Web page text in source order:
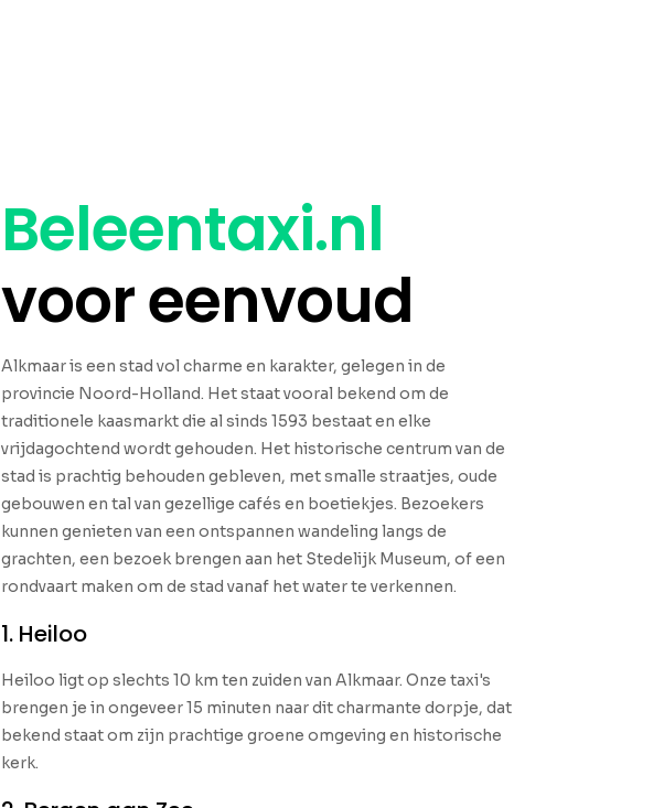
Beleentaxi.nl
voor eenvoud
Alkmaar is een stad vol charme en karakter, gelegen in de
provincie Noord-Holland. Het staat vooral bekend om de
traditionele kaasmarkt die al sinds 1593 bestaat en elke
vrijdagochtend wordt gehouden. Het historische centrum van de
stad is prachtig behouden gebleven, met smalle straatjes, oude
gebouwen en tal van gezellige cafés en boetiekjes. Bezoekers
kunnen genieten van een ontspannen wandeling langs de
grachten, een bezoek brengen aan het Stedelijk Museum, of een
rondvaart maken om de stad vanaf het water te verkennen.
1. Heiloo
Heiloo ligt op slechts 10 km ten zuiden van Alkmaar. Onze taxi's
brengen je in ongeveer 15 minuten naar dit charmante dorpje, dat
bekend staat om zijn prachtige groene omgeving en historische
kerk.